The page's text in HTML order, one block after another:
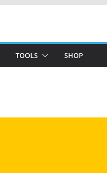
TOOLS SHOP